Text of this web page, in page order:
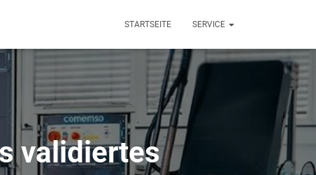
STARTSEITE SERVICE
validiertes